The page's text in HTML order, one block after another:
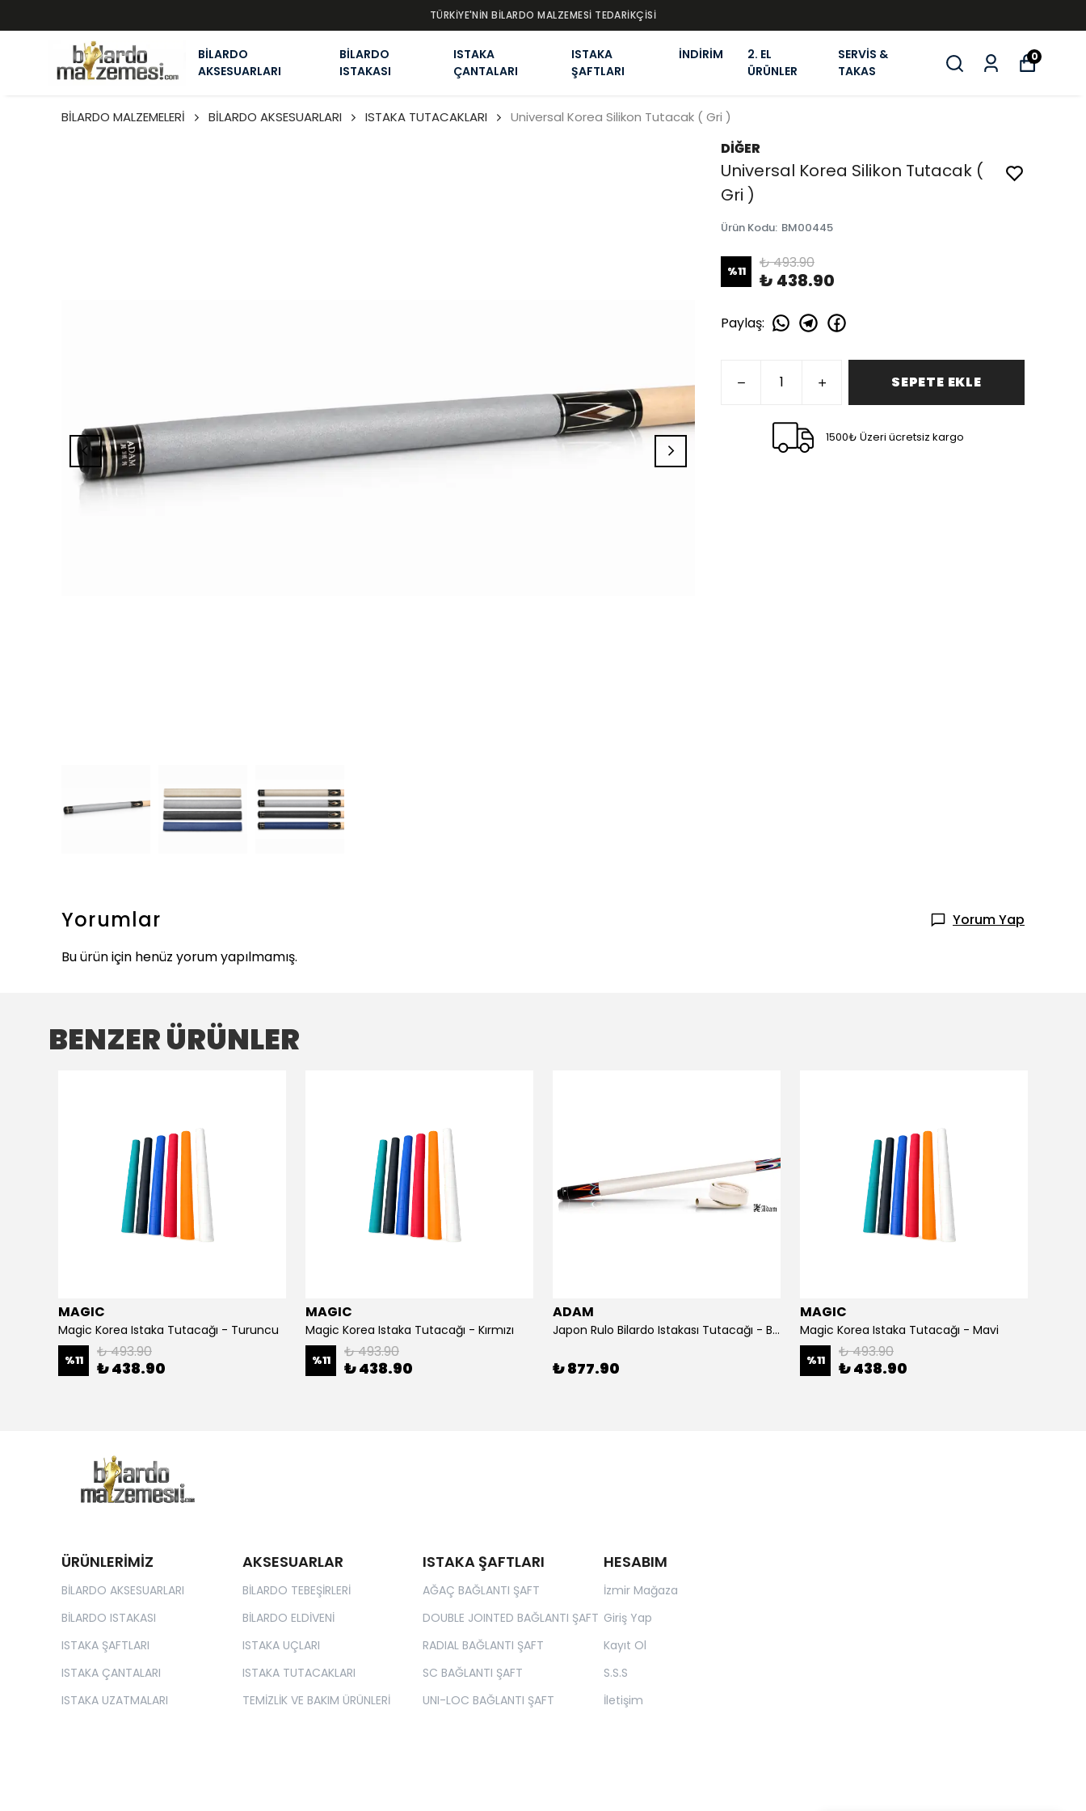
TÜRKİYE'NİN BİLARDO MALZEMESİ TEDARİKÇİSİ
BİLARDO
AKSESUARLARI
BİLARDO
ISTAKASI
ISTAKA
ÇANTALARI
ISTAKA
ŞAFTLARI
İNDİRİM
2. EL
ÜRÜNLER
SERVİS &
TAKAS
0
BİLARDO MALZEMELERİ BİLARDO AKSESUARLARI ISTAKA TUTACAKLARI Universal Korea Silikon Tutacak ( Gri )
DİĞER
Universal Korea Silikon Tutacak (
Gri )
Ürün Kodu: BM00445
%11 ₺ 493.90
₺ 438.90
Paylaş:
SEPETE EKLE
1500₺ Üzeri ücretsiz kargo
Yorumlar
Yorum Yap
Bu ürün için henüz yorum yapılmamış.
BENZER ÜRÜNLER
MAGIC
Magic Korea Istaka Tutacağı - Turuncu
%11 ₺ 493.90
₺ 438.90
MAGIC
Magic Korea Istaka Tutacağı - Kırmızı
%11 ₺ 493.90
₺ 438.90
ADAM
Japon Rulo Bilardo Istakası Tutacağı - Beyaz
₺ 877.90
MAGIC
Magic Korea Istaka Tutacağı - Mavi
%11 ₺ 493.90
₺ 438.90
ÜRÜNLERİMİZ
BİLARDO AKSESUARLARI
BİLARDO ISTAKASI
ISTAKA ŞAFTLARI
ISTAKA ÇANTALARI
ISTAKA UZATMALARI
AKSESUARLAR
BİLARDO TEBEŞİRLERİ
BİLARDO ELDİVENİ
ISTAKA UÇLARI
ISTAKA TUTACAKLARI
TEMİZLİK VE BAKIM ÜRÜNLERİ
ISTAKA ŞAFTLARI
AĞAÇ BAĞLANTI ŞAFT
DOUBLE JOINTED BAĞLANTI ŞAFT
RADIAL BAĞLANTI ŞAFT
SC BAĞLANTI ŞAFT
UNI-LOC BAĞLANTI ŞAFT
HESABIM
İzmir Mağaza
Giriş Yap
Kayıt Ol
S.S.S
İletişim